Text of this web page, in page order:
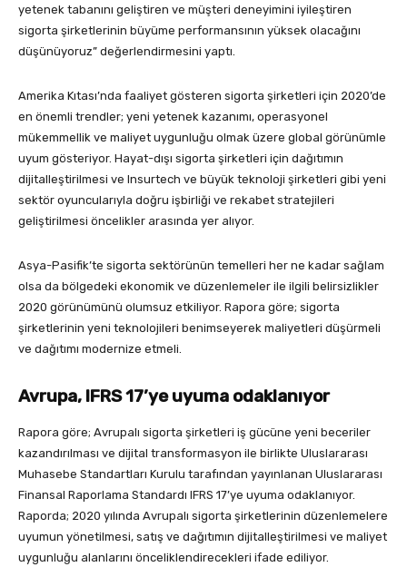
yetenek tabanını geliştiren ve müşteri deneyimini iyileştiren
sigorta şirketlerinin büyüme performansının yüksek olacağını
düşünüyoruz” değerlendirmesini yaptı.
Amerika Kıtası’nda faaliyet gösteren sigorta şirketleri için 2020’de
en önemli trendler; yeni yetenek kazanımı, operasyonel
mükemmellik ve maliyet uygunluğu olmak üzere global görünümle
uyum gösteriyor. Hayat-dışı sigorta şirketleri için dağıtımın
dijitalleştirilmesi ve Insurtech ve büyük teknoloji şirketleri gibi yeni
sektör oyuncularıyla doğru işbirliği ve rekabet stratejileri
geliştirilmesi öncelikler arasında yer alıyor.
Asya-Pasifik’te sigorta sektörünün temelleri her ne kadar sağlam
olsa da bölgedeki ekonomik ve düzenlemeler ile ilgili belirsizlikler
2020 görünümünü olumsuz etkiliyor. Rapora göre; sigorta
şirketlerinin yeni teknolojileri benimseyerek maliyetleri düşürmeli
ve dağıtımı modernize etmeli.
Avrupa, IFRS 17’ye uyuma odaklanıyor
Rapora göre; Avrupalı sigorta şirketleri iş gücüne yeni beceriler
kazandırılması ve dijital transformasyon ile birlikte Uluslararası
Muhasebe Standartları Kurulu tarafından yayınlanan Uluslararası
Finansal Raporlama Standardı IFRS 17’ye uyuma odaklanıyor.
Raporda; 2020 yılında Avrupalı sigorta şirketlerinin düzenlemelere
uyumun yönetilmesi, satış ve dağıtımın dijitalleştirilmesi ve maliyet
uygunluğu alanlarını önceliklendirecekleri ifade ediliyor.